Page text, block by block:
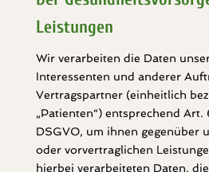
Leistungen
Wir verarbeiten die Daten
Interessenten und anderer
Vertragspartner (einheitlich
„Patienten“) entsprechend Art.
DSGVO, um ihnen gegenüber
oder vorvertraglichen
hierbei verarbeiteten Daten,